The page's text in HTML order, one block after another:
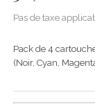
Pas de taxe
Pack de 4
(Noir, Cyan,